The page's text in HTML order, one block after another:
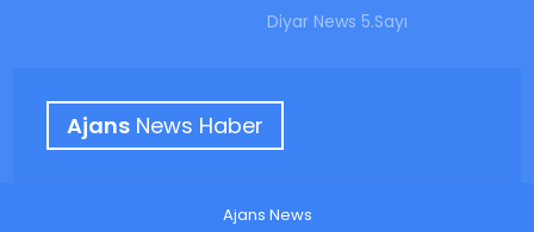
Diyar News 5.Sayı
Ajans News Haber
Ajans News